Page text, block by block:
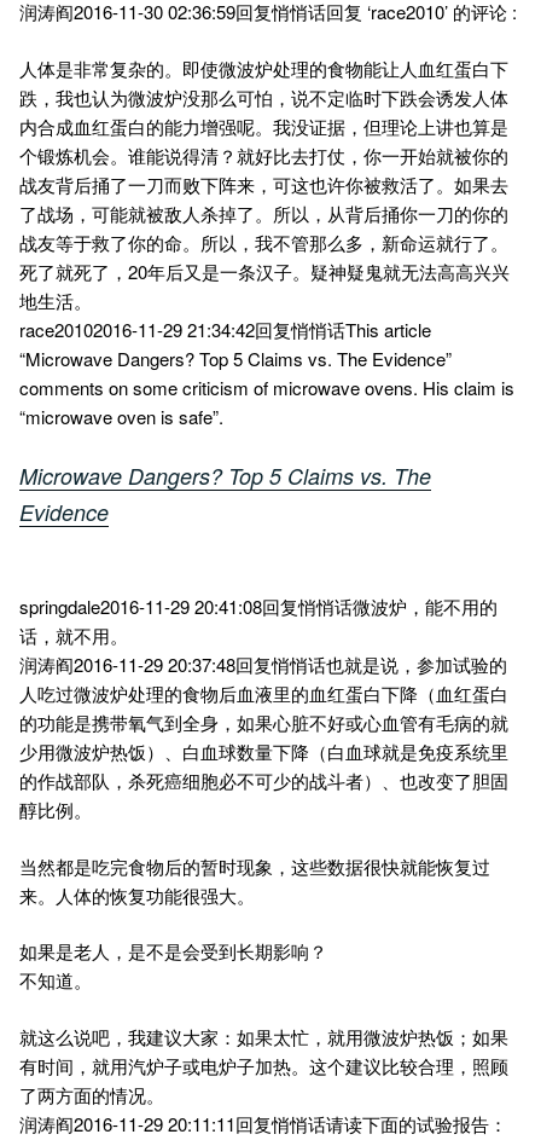
润涛阎2016-11-30 02:36:59回复悄悄话回复 ‘race2010’ 的评论 :
人体是非常复杂的。即使微波炉处理的食物能让人血红蛋白下
跌，我也认为微波炉没那么可怕，说不定临时下跌会诱发人体
内合成血红蛋白的能力增强呢。我没证据，但理论上讲也算是
个锻炼机会。谁能说得清？就好比去打仗，你一开始就被你的
战友背后捅了一刀而败下阵来，可这也许你被救活了。如果去
了战场，可能就被敌人杀掉了。所以，从背后捅你一刀的你的
战友等于救了你的命。所以，我不管那么多，新命运就行了。
死了就死了，20年后又是一条汉子。疑神疑鬼就无法高高兴兴
地生活。
race20102016-11-29 21:34:42回复悄悄话This article
“Microwave Dangers? Top 5 Claims vs. The Evidence”
comments on some criticism of microwave ovens. His claim is
“microwave oven is safe”.
Microwave Dangers? Top 5 Claims vs. The
Evidence
springdale2016-11-29 20:41:08回复悄悄话微波炉，能不用的
话，就不用。
润涛阎2016-11-29 20:37:48回复悄悄话也就是说，参加试验的
人吃过微波炉处理的食物后血液里的血红蛋白下降（血红蛋白
的功能是携带氧气到全身，如果心脏不好或心血管有毛病的就
少用微波炉热饭）、白血球数量下降（白血球就是免疫系统里
的作战部队，杀死癌细胞必不可少的战斗者）、也改变了胆固
醇比例。
当然都是吃完食物后的暂时现象，这些数据很快就能恢复过
来。人体的恢复功能很强大。
如果是老人，是不是会受到长期影响？
不知道。
就这么说吧，我建议大家：如果太忙，就用微波炉热饭；如果
有时间，就用汽炉子或电炉子加热。这个建议比较合理，照顾
了两方面的情况。
润涛阎2016-11-29 20:11:11回复悄悄话请读下面的试验报告：